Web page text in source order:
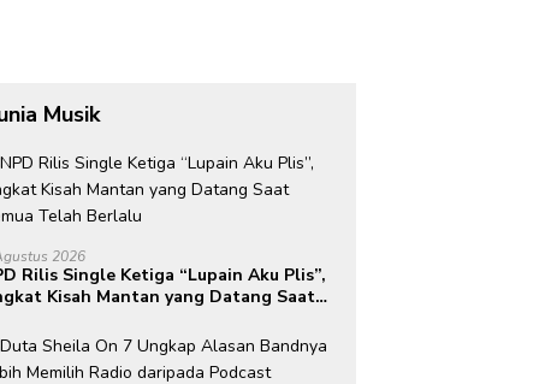
Musik
2026
Rilis Single Ketiga “Lupain Aku Plis”,
Kisah Mantan yang Datang Saat